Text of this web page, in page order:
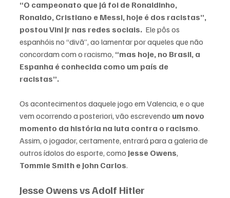
“O campeonato que já foi de Ronaldinho,
Ronaldo, Cristiano e Messi, hoje é dos racistas”,
postou Vini Jr nas redes sociais. Ele pôs os
espanhóis no “divã”, ao lamentar por aqueles que não
concordam com o racismo, “mas hoje, no Brasil, a
Espanha é conhecida como um país de
racistas”.
Os acontecimentos daquele jogo em Valencia, e o que
vem ocorrendo a posteriori, vão escrevendo um novo
momento da história na luta contra o racismo.
Assim, o jogador, certamente, entrará para a galeria de
outros ídolos do esporte, como Jesse Owens,
Tommie Smith e John Carlos.
Jesse Owens vs Adolf Hitler